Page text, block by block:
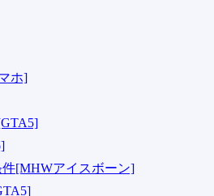
ホ]
件[MHWアイスボーン]